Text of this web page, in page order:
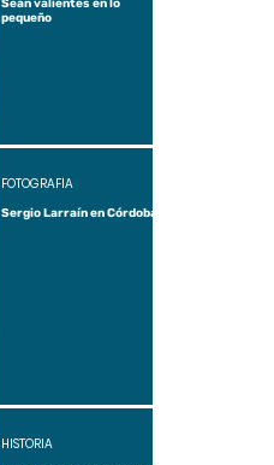
Sean valientes en lo
pequeño
Sergio Larraín en Córdoba
FOTOGRAFÍA
HISTORIA